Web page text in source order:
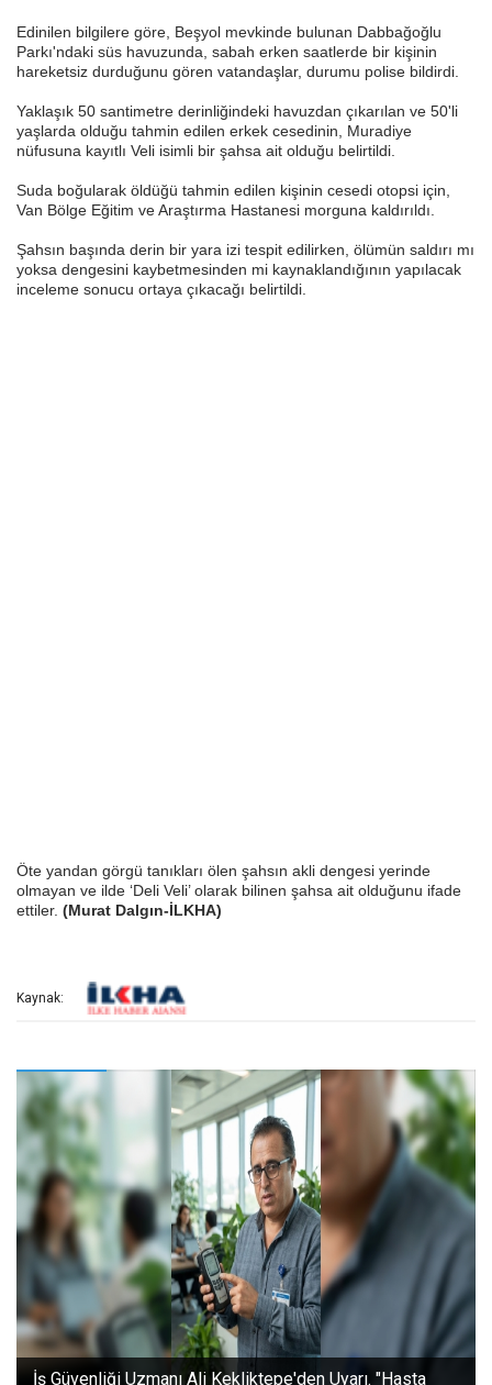
Edinilen bilgilere göre, Beşyol mevkinde bulunan Dabbağoğlu
Parkı'ndaki süs havuzunda, sabah erken saatlerde bir kişinin
hareketsiz durduğunu gören vatandaşlar, durumu polise bildirdi.
Yaklaşık 50 santimetre derinliğindeki havuzdan çıkarılan ve 50'li
yaşlarda olduğu tahmin edilen erkek cesedinin, Muradiye
nüfusuna kayıtlı Veli isimli bir şahsa ait olduğu belirtildi.
Suda boğularak öldüğü tahmin edilen kişinin cesedi otopsi için,
Van Bölge Eğitim ve Araştırma Hastanesi morguna kaldırıldı.
Şahsın başında derin bir yara izi tespit edilirken, ölümün saldırı mı
yoksa dengesini kaybetmesinden mi kaynaklandığının yapılacak
inceleme sonucu ortaya çıkacağı belirtildi.
Öte yandan görgü tanıkları ölen şahsın akli dengesi yerinde
olmayan ve ilde ‘Deli Veli’ olarak bilinen şahsa ait olduğunu ifade
ettiler. (Murat Dalgın-İLKHA)
Kaynak: